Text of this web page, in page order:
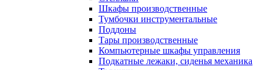
Шкафы производственные
Тумбочки инструментальные
Поддоны
Тары производственные
Компьютерные шкафы управления
Подкатные лежаки, сиденья механика